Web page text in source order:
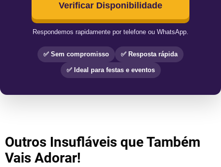
Verificar Disponibilidade
Respondemos rapidamente por telefone ou WhatsApp.
✅ Sem compromisso ✅ Resposta rápida
✅ Ideal para festas e eventos
Outros Insufláveis que Também
Vais Adorar!